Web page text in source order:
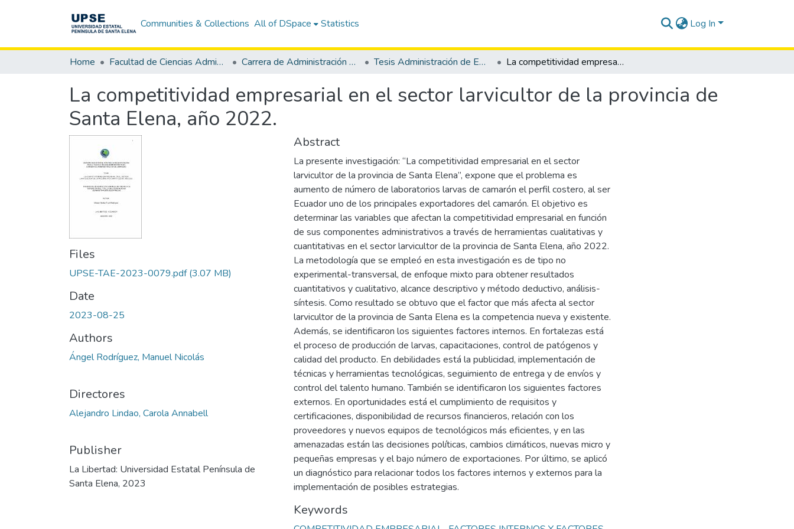
Communities & Collections All of DSpace Statistics Log In
Home Facultad de Ciencias Administrativas Carrera de Administración de Empresas Tesis Administración de Empresas La competitividad empresarial en el sector larvicultor de la provincia de Santa Elena, año 2022.
La competitividad empresarial en el sector larvicultor de la provincia de
Santa Elena, año 2022.
Files
UPSE-TAE-2023-0079.pdf(3.07 MB)
Date
2023-08-25
Authors
Ángel Rodríguez, Manuel Nicolás
Directores
Alejandro Lindao, Carola Annabell
Publisher
La Libertad: Universidad Estatal Península de
Santa Elena, 2023
Abstract
La presente investigación: “La competitividad empresarial en el sector
larvicultor de la provincia de Santa Elena”, expone que el problema es
aumento de número de laboratorios larvas de camarón el perfil costero, al ser
Ecuador uno de los principales exportadores del camarón. El objetivo es
determinar las variables que afectan la competitividad empresarial en función
de sus componentes administrativos a través de herramientas cualitativas y
cuantitativas en el sector larvicultor de la provincia de Santa Elena, año 2022.
La metodología que se empleó en esta investigación es de tipo no
experimental-transversal, de enfoque mixto para obtener resultados
cuantitativos y cualitativo, alcance descriptivo y método deductivo, análisis-
síntesis. Como resultado se obtuvo que el factor que más afecta al sector
larvicultor de la provincia de Santa Elena es la competencia nueva y existente.
Además, se identificaron los siguientes factores internos. En fortalezas está
el proceso de producción de larvas, capacitaciones, control de patógenos y
calidad del producto. En debilidades está la publicidad, implementación de
técnicas y herramientas tecnológicas, seguimiento de entrega y de envíos y
control del talento humano. También se identificaron los siguientes factores
externos. En oportunidades está el cumplimiento de requisitos y
certificaciones, disponibilidad de recursos financieros, relación con los
proveedores y nuevos equipos de tecnológicos más eficientes, y en las
amenazadas están las decisiones políticas, cambios climáticos, nuevas micro y
pequeñas empresas y el bajo número de exportaciones. Por último, se aplicó
un diagnóstico para relacionar todos los factores internos y externos para la
implementación de posibles estrategias.
Keywords